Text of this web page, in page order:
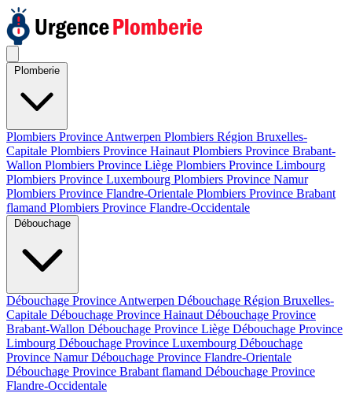
Plombiers Province Antwerpen Plombiers Région Bruxelles-
Capitale Plombiers Province Hainaut Plombiers Province Brabant-
Wallon Plombiers Province Liège Plombiers Province Limbourg
Plombiers Province Luxembourg Plombiers Province Namur
Plombiers Province Flandre-Orientale Plombiers Province Brabant
flamand Plombiers Province Flandre-Occidentale
Débouchage Province Antwerpen Débouchage Région Bruxelles-
Capitale Débouchage Province Hainaut Débouchage Province
Brabant-Wallon Débouchage Province Liège Débouchage Province
Limbourg Débouchage Province Luxembourg Débouchage
Province NamurDébouchage Province Flandre-Orientale
Débouchage Province Brabant flamand Débouchage Province
Flandre-Occidentale